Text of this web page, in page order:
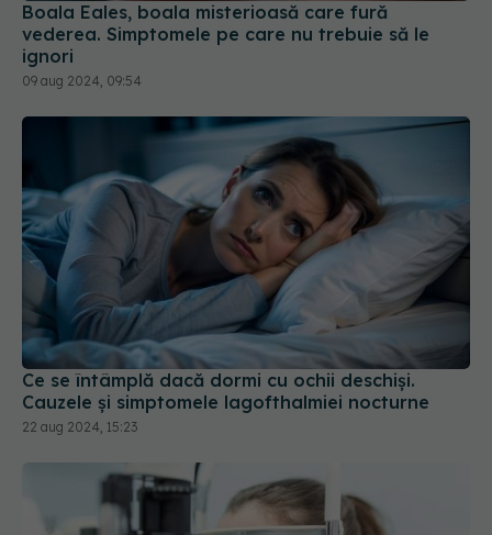
Boala Eales, boala misterioasă care fură
vederea. Simptomele pe care nu trebuie să le
ignori
09 aug 2024, 09:54
Ce se întâmplă dacă dormi cu ochii deschiși.
Cauzele și simptomele lagofthalmiei nocturne
22 aug 2024, 15:23